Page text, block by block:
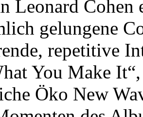
Leonard
gelungene
repetitive
You Make
Öko New